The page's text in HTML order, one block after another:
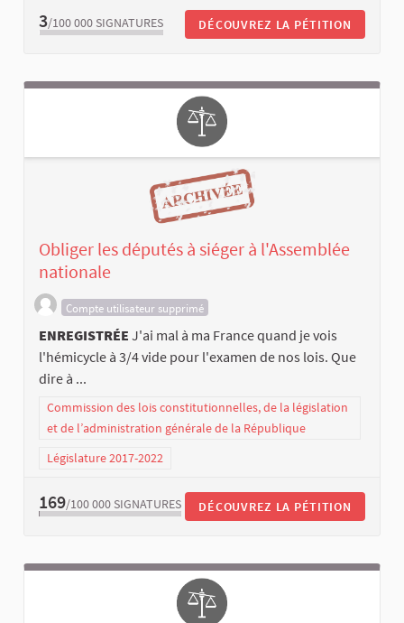
3/100 000 SIGNATURES DÉCOUVREZ LA PÉTITION
Obliger les députés à siéger à l'Assemblée
nationale
Compte utilisateur supprimé
ENREGISTRÉE J'ai mal à ma France quand je vois
l'hémicycle à 3/4 vide pour l'examen de nos lois. Que
dire à ...
Commission des lois constitutionnelles, de la législation
et de l’administration générale de la République
Législature 2017-2022
169/100 000 SIGNATURES DÉCOUVREZ LA PÉTITION